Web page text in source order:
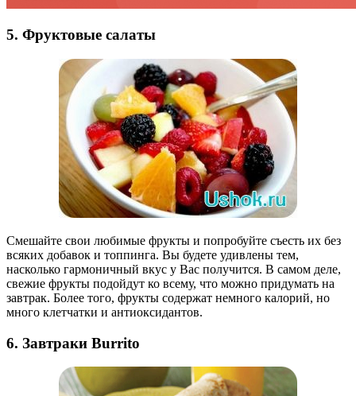
5. Фруктовые салаты
Смешайте свои любимые фрукты и попробуйте съесть их без
всяких добавок и топпинга. Вы будете удивлены тем,
насколько гармоничный вкус у Вас получится. В самом деле,
свежие фрукты подойдут ко всему, что можно придумать на
завтрак. Более того, фрукты содержат немного калорий, но
много клетчатки и антиоксидантов.
6. Завтраки Burrito